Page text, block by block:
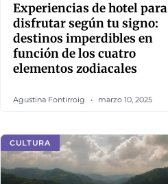
Experiencias de hotel para
disfrutar según tu signo:
destinos imperdibles en
función de los cuatro
elementos zodiacales
Agustina Fontirroig marzo 10, 2025
CULTURA